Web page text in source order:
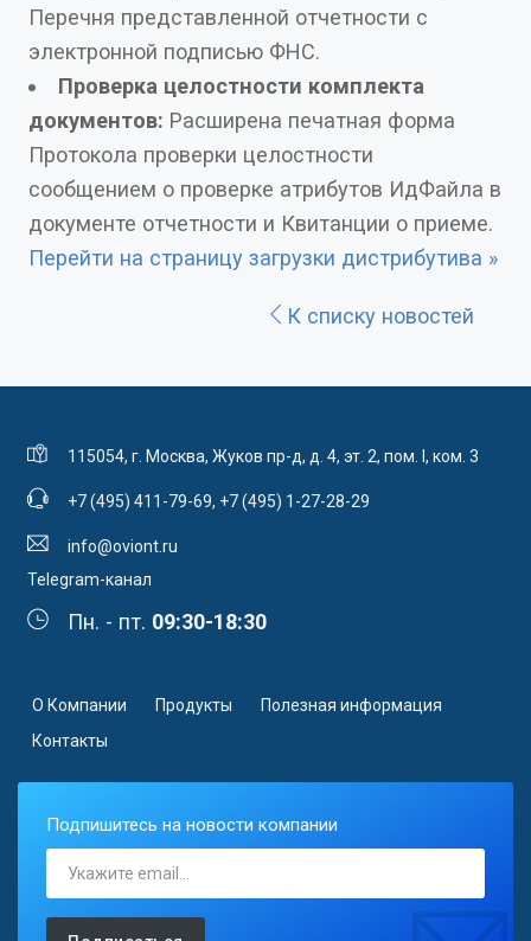
Перечня представленной отчетности с
электронной подписью ФНС.
Проверка целостности комплекта
документов: Расширена печатная форма
Протокола проверки целостности
сообщением о проверке атрибутов ИдФайла в
документе отчетности и Квитанции о приеме.
Перейти на страницу загрузки дистрибутива »
К списку новостей
115054, г. Москва, Жуков пр-д, д. 4, эт. 2, пом. I, ком. 3
+7 (495) 411-79-69, +7 (495) 1-27-28-29
info@oviont.ru
Telegram-канал
Пн. - пт. 09:30-18:30
О Компании Продукты
Полезная информация
Контакты
Подпишитесь на новости компании